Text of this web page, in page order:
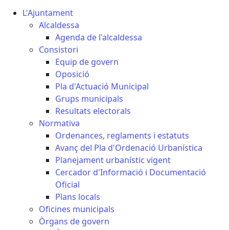
L'Ajuntament
Alcaldessa
Agenda de l'alcaldessa
Consistori
Equip de govern
Oposició
Pla d'Actuació Municipal
Grups municipals
Resultats electorals
Normativa
Ordenances, reglaments i estatuts
Avanç del Pla d'Ordenació Urbanística
Planejament urbanístic vigent
Cercador d'Informació i Documentació
Oficial
Plans locals
Oficines municipals
Òrgans de govern